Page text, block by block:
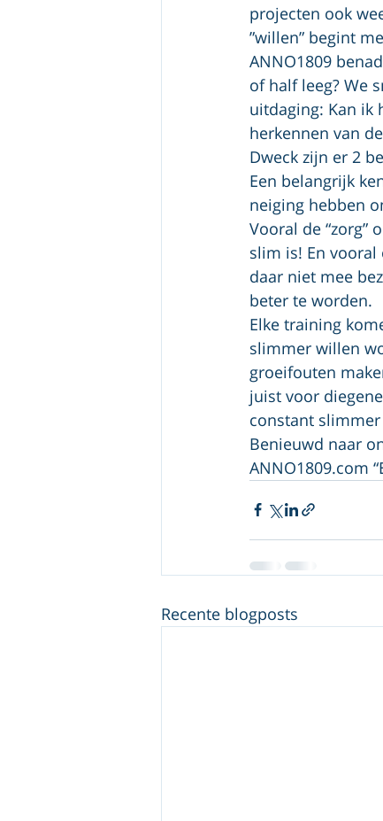
projecten ook
”willen” begint
ANNO1809
of half leeg? We
uitdaging: Kan ik
herkennen van
Dweck zijn er 2
Een belangrijk
neiging hebben
Vooral de “zorg”
slim is! En
daar niet mee
beter te worden.
Elke training
slimmer willen
groeifouten
juist voor
constant
Benieuwd naar
ANNO1809.com
Recente blogposts